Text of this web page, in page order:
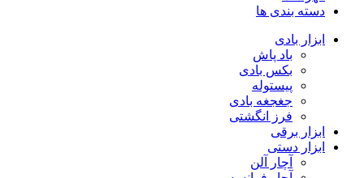
دسته بندی ها
ابزار بادی
باد پاش
بکس بادی
پیستوله
جغجغه بادی
فرز انگشتی
ابزار برقی
ابزار دستی
آچار آلن